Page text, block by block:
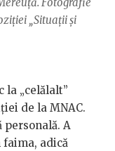
Fotografie
„Situații și
la „celălalt”
de la MNAC.
personală. A
adică